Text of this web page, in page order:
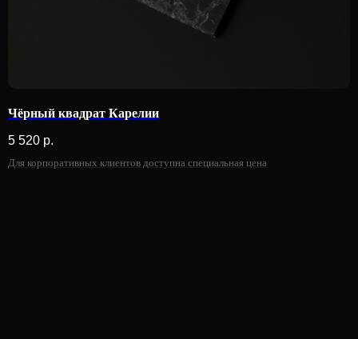
Чёрный квадрат Карелии
5 520 р.
Для корпоративных клиентов доступна специальная цена